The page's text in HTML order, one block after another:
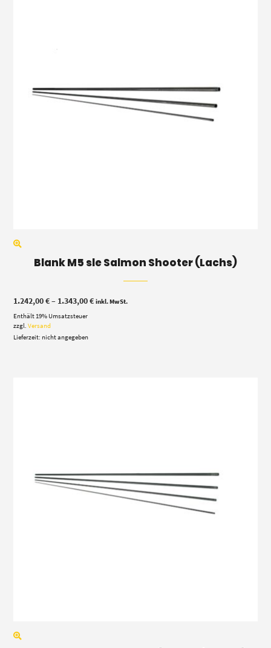
Blank M5 sle Salmon Shooter (Lachs)
1.242,00€– 1.343,00€Preisspanne:
inkl. MwSt.
Enthält 19% Umsatzsteuer
zzgl.Versand
Lieferzeit: nicht angegeben